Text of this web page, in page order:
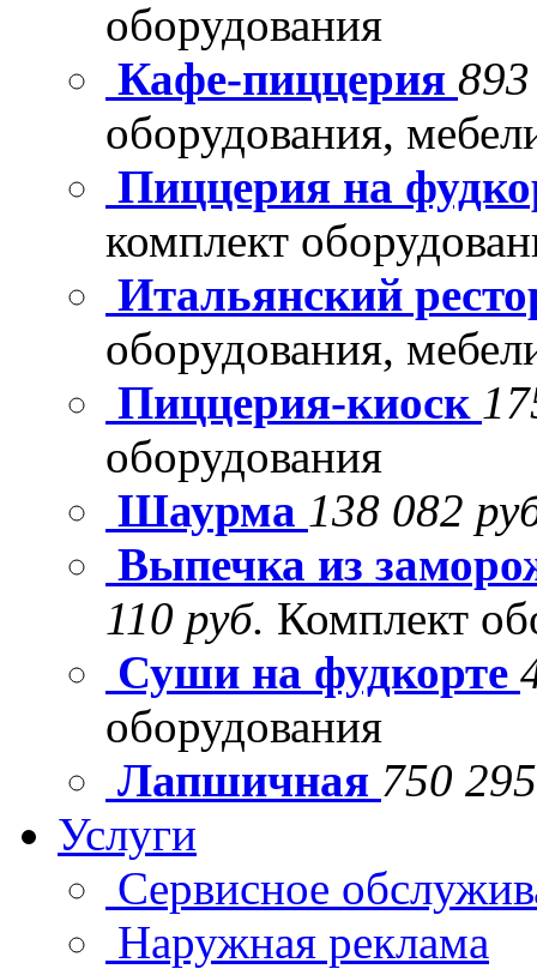
оборудования
Кафе-пиццерия
оборудования,
Пиццерия на
комплект
Итальянский
оборудования,
Пиццерия-киоск
оборудования
Шаурма 138 082
Выпечка из
110 руб. Комплект
Суши на фудкорте
оборудования
Лапшичная 750
Услуги
Сервисное
Наружная реклама